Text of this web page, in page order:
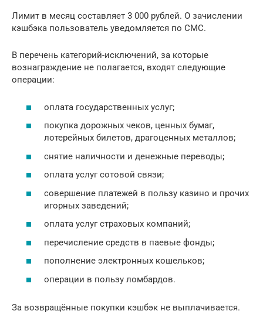
Лимит в месяц составляет 3 000 рублей. О зачислении
кэшбэка пользователь уведомляется по СМС.
В перечень категорий-исключений, за которые
вознаграждение не полагается, входят следующие
операции:
оплата государственных услуг;
покупка дорожных чеков, ценных бумаг,
лотерейных билетов, драгоценных металлов;
снятие наличности и денежные переводы;
оплата услуг сотовой связи;
совершение платежей в пользу казино и прочих
игорных заведений;
оплата услуг страховых компаний;
перечисление средств в паевые фонды;
пополнение электронных кошельков;
операции в пользу ломбардов.
За возвращённые покупки кэшбэк не выплачивается.